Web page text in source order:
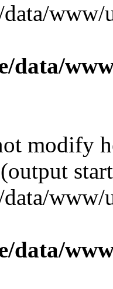
data/
modify
data/